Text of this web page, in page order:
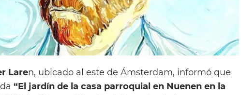
Laren, ubicado al este de Ámsterdam, informó que
“El jardín de la casa parroquial en Nuenen en la